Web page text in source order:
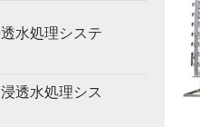
水処理システ
透水処理シス